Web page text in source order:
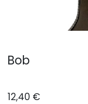
Bob
12,40 €